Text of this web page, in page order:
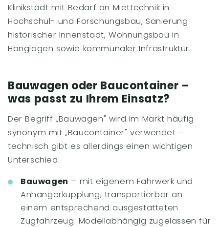
Klinikstadt mit Bedarf an Miettechnik in
Hochschul- und Forschungsbau, Sanierung
historischer Innenstadt, Wohnungsbau in
Hanglagen sowie kommunaler Infrastruktur.
Bauwagen oder Baucontainer –
was passt zu Ihrem Einsatz?
Der Begriff „Bauwagen" wird im Markt häufig
synonym mit „Baucontainer" verwendet –
technisch gibt es allerdings einen wichtigen
Unterschied:
Bauwagen – mit eigenem Fahrwerk und
Anhängerkupplung, transportierbar an
einem entsprechend ausgestatteten
Zugfahrzeug. Modellabhängig zugelassen für